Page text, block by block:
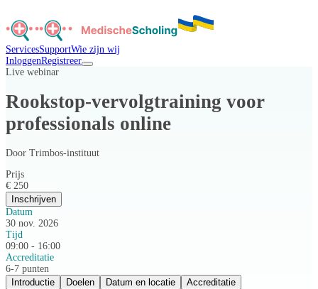
ServicesSupportWie zijn wij
InloggenRegistreer
Live webinar
Rookstop-vervolgtraining voor
professionals online
Door Trimbos-instituut
Prijs
€ 250
Inschrijven
Datum
30 nov. 2026
Tijd
09:00 - 16:00
Accreditatie
6-7 punten
Introductie
Doelen Datum en locatie Accreditatie